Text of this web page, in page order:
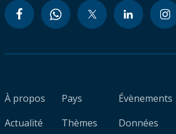
À propos
Actualité
Pays
Thèmes
Évènements
Données